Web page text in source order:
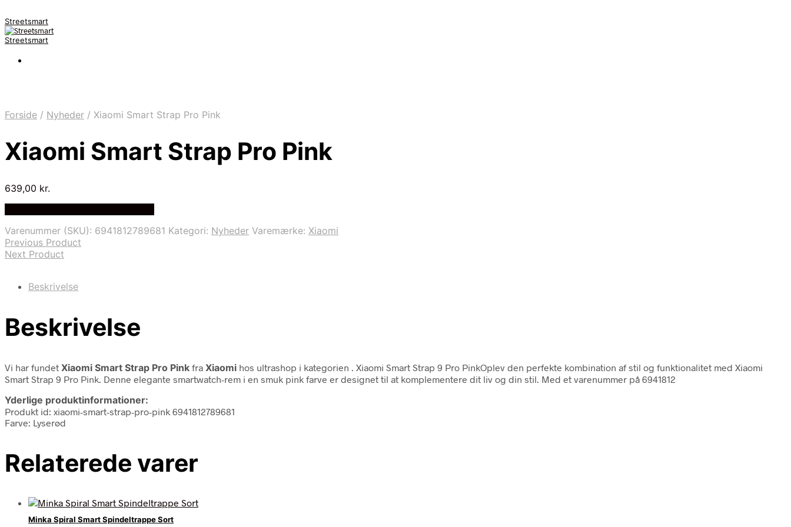
Streetsmart
Streetsmart
Forside / Nyheder / Xiaomi Smart Strap Pro Pink
Xiaomi Smart Strap Pro Pink
639,00 kr.
Varenummer (SKU): 6941812789681 Kategori: Nyheder Varemærke: Xiaomi
Previous Product
Next Product
Beskrivelse
Beskrivelse
Vi har fundet Xiaomi Smart Strap Pro Pink fra Xiaomi hos ultrashop i kategorien
. Xiaomi Smart Strap 9 Pro PinkOplev den perfekte kombination af stil og funktionalitet med Xiaomi
Smart Strap 9 Pro Pink. Denne elegante smartwatch-rem i en smuk pink farve er designet til at komplementere dit liv og din stil. Med et varenummer på 6941812
Yderlige produktinformationer:
Produkt id: xiaomi-smart-strap-pro-pink 6941812789681
Farve: Lyserød
Relaterede varer
Minka Spiral Smart Spindeltrappe Sort